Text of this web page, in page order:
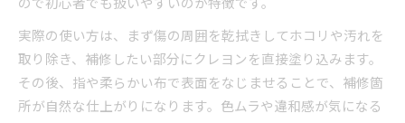
実際の使い方は、まず傷の周囲を乾拭きしてホコリや汚れを
取り除き、補修したい部分にクレヨンを直接塗り込みます。
その後、指や柔らかい布で表面をなじませることで、補修箇
所が自然な仕上がりになります。色ムラや違和感が気になる